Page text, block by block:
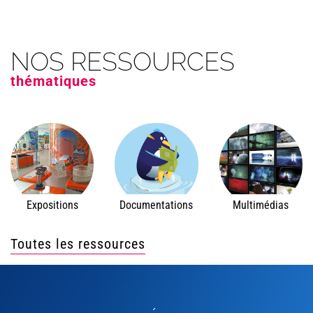
Toutes les ressources
NOS RESSOURCES
thématiques
Expositions Documentations Multimédias